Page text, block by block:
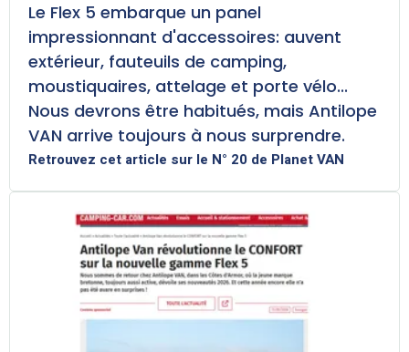
Le Flex 5 embarque un panel
impressionnant d'accessoires: auvent
extérieur, fauteuils de camping,
moustiquaires, attelage et porte vélo...
Nous devrons être habitués, mais Antilope
VAN arrive toujours à nous surprendre.
Retrouvez cet article sur le N° 20 de Planet VAN